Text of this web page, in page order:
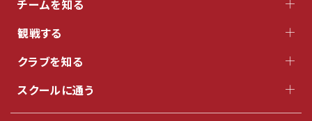
チームを知る
観戦する
クラブを知る
スクールに通う